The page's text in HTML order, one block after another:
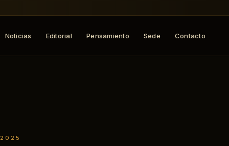
Noticias Editorial Pensamiento Sede Contacto